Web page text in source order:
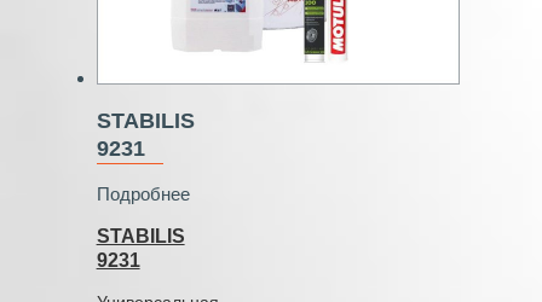
STABILIS
9231
Подробнее
STABILIS
9231